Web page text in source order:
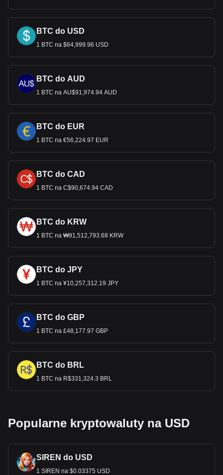
jest BTC na USD, a kod waluty Bitcoin to BTC.
Skorzystaj z naszego kalkulatora kryptowalut, aby
sprawdzić, ile kryptowalut możesz wymienić na USD.
BTC do USD
1 BTC na $64,999.96 USD
BTC do AUD
1 BTC na AU$91,974.94 AUD
BTC do EUR
1 BTC na €56,224.97 EUR
BTC do CAD
1 BTC na C$90,674.94 CAD
BTC do KRW
1 BTC na ₩91,512,793.68 KRW
BTC do JPY
1 BTC na ¥10,257,312.19 JPY
BTC do GBP
1 BTC na £48,177.97 GBP
BTC do BRL
1 BTC na R$331,324.3 BRL
Popularne kryptowaluty na USD
SIREN do USD
1 SIREN na $0.03375 USD